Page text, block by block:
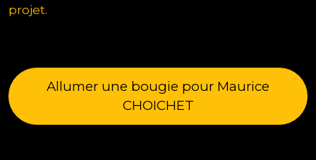
projet.
Allumer une bougie pour Maurice
CHOICHET